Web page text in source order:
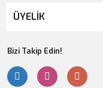
ÜYELİK
Bizi Takip Edin!